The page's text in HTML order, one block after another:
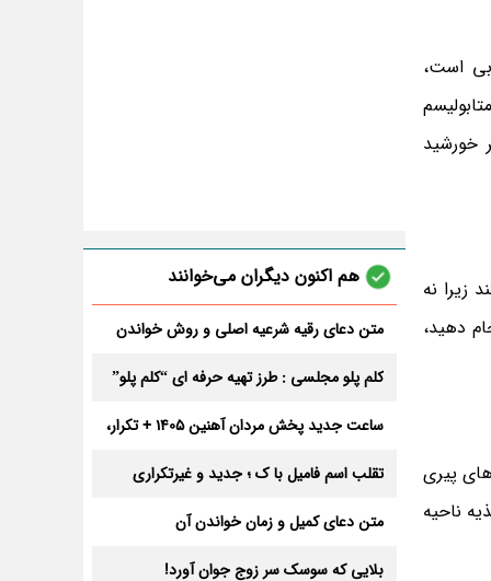
است،
خورشید
در 20 سالگی ایده آل هستند زیرا نه
دهید،
پیری
ناحیه
هم اکنون دیگران می‌خوانند
متن دعای رقیه شرعیه اصلی و روش خواندن
کلم پلو مجلسی : طرز تهیه حرفه ای “کلم پلو”
ساعت جدید پخش مردان آهنین 1405 + تکرار،
تقلب اسم فامیل با ک ؛ جدید و غیرتکراری
متن دعای کمیل و زمان خواندن آن
بلایی که سوسک سر زوج جوان آورد!